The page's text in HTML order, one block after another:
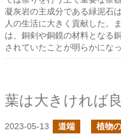
凝灰岩の主成分である緑泥石
人の生活に大きく貢献した。
は、銅剣や銅鏡の材料となる
されていたことが明らかになっ
2023-05-13 道端 植物